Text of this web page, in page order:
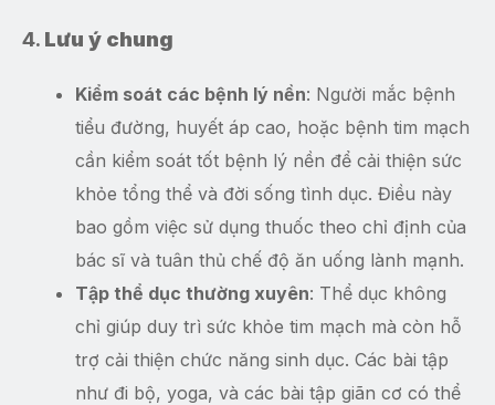
4. Lưu ý chung
Kiểm soát các bệnh lý nền: Người mắc bệnh
tiểu đường, huyết áp cao, hoặc bệnh tim mạch
cần kiểm soát tốt bệnh lý nền để cải thiện sức
khỏe tổng thể và đời sống tình dục. Điều này
bao gồm việc sử dụng thuốc theo chỉ định của
bác sĩ và tuân thủ chế độ ăn uống lành mạnh.
Tập thể dục thường xuyên: Thể dục không
chỉ giúp duy trì sức khỏe tim mạch mà còn hỗ
trợ cải thiện chức năng sinh dục. Các bài tập
như đi bộ, yoga, và các bài tập giãn cơ có thể